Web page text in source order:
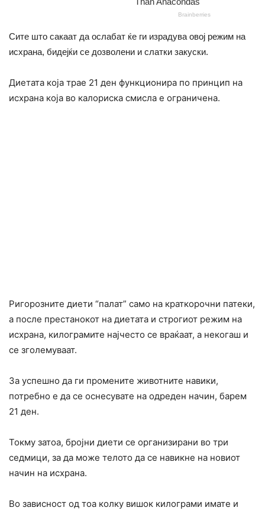
Сите што сакаат да ослабат ќе ги израдува овој режим на
исхрана, бидејќи се дозволени и слатки закуски.
Диетата која трае 21 ден функционира по принцип на
исхрана која во калориска смисла е ограничена.
Ригорозните диети “палат” само на краткорочни патеки,
а после престанокот на диетата и строгиот режим на
исхрана, килограмите најчесто се враќаат, а некогаш и
се зголемуваат.
За успешно да ги промените животните навики,
потребно е да се оснесувате на одреден начин, барем
21 ден.
Токму затоа, бројни диети се организирани во три
седмици, за да може телото да се навикне на новиот
начин на исхрана.
Во зависност од тоа колку вишок килограми имате и